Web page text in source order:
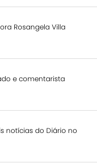
Rosangela Villa
e comentarista
notícias do Diário no